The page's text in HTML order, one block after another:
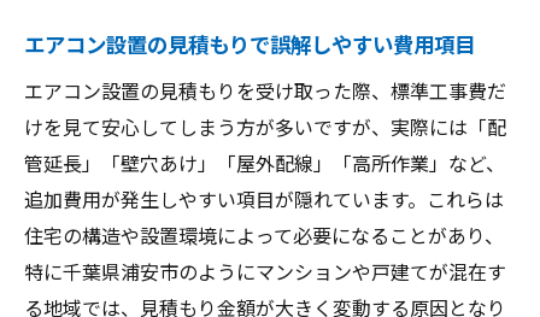
エアコン設置の見積もりで誤解しやすい費用項目
エアコン設置の見積もりを受け取った際、標準工事費だ
けを見て安心してしまう方が多いですが、実際には「配
管延長」「壁穴あけ」「屋外配線」「高所作業」など、
追加費用が発生しやすい項目が隠れています。これらは
住宅の構造や設置環境によって必要になることがあり、
特に千葉県浦安市のようにマンションや戸建てが混在す
る地域では、見積もり金額が大きく変動する原因となり